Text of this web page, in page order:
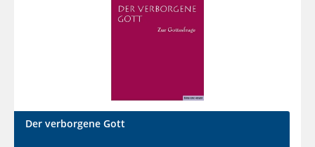
Der verborgene Gott